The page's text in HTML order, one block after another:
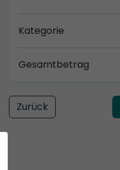
Kategorie
Gesamtbetrag
Zurück